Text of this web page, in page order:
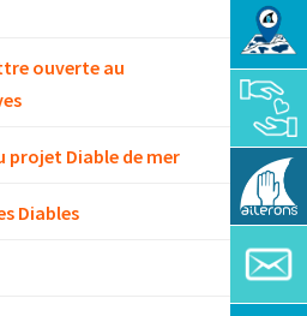
ouverte au
projet Diable de mer
Diables